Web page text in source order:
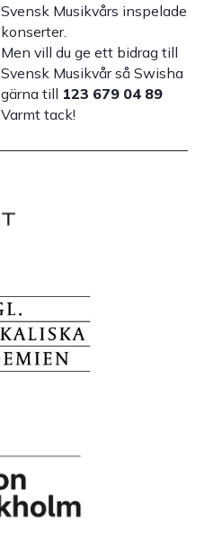
Svensk Musikvårs inspelade
konserter.
Men vill du ge ett bidrag till
Svensk Musikvår så Swisha
gärna till 123 679 04 89
Varmt tack!